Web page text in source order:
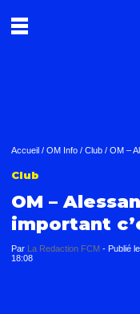
Accueil / OM Info / Club / OM –
Club
OM –
important
Par La Redaction FCM - Publié le
18:08